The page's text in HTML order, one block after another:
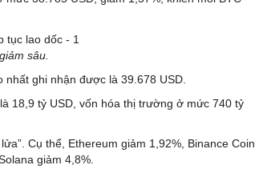
sâu.
nhất ghi nhận được là 39.678 USD.
18,9 tỷ USD, vốn hóa thị trường ở mức 740 tỷ
Cụ thể, Ethereum giảm 1,92%, Binance Coin
giảm 4,8%.